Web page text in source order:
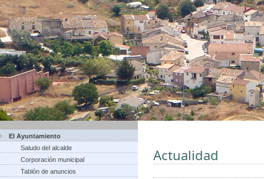
El Ayuntamiento
Saludo del alcalde
Corporación municipal
Tablón de anuncios
Actualidad